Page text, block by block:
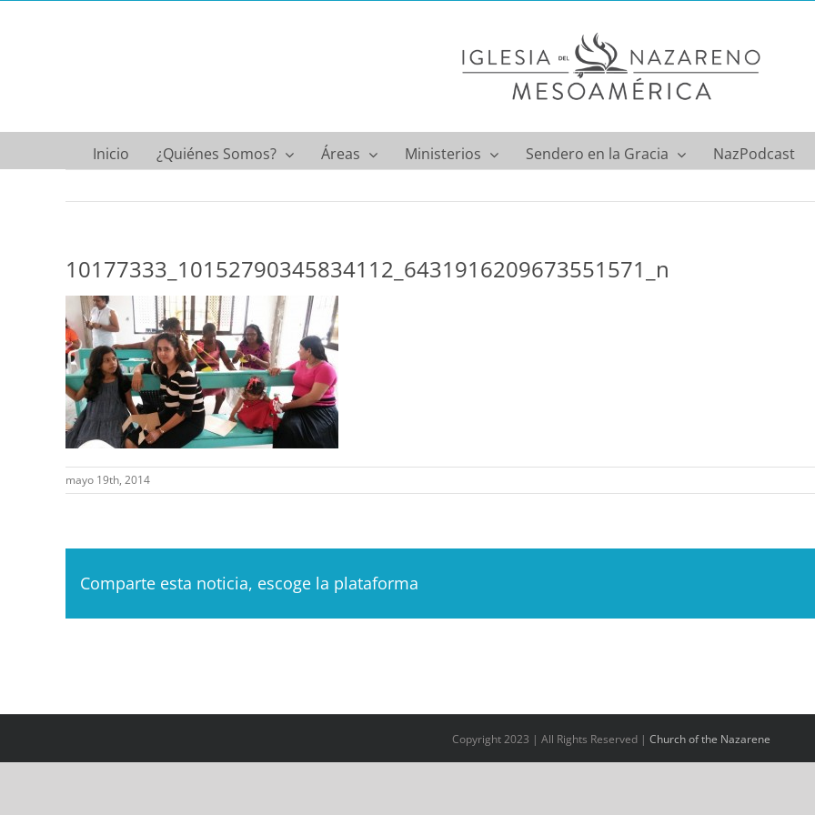
Inicio ¿Quiénes Somos? Áreas Ministerios Sendero en la Gracia NazPodcast
10177333_10152790345834112_6431916209673551571_n
mayo 19th, 2014
Comparte esta noticia, escoge la plataforma
Copyright 2023 | All Rights Reserved | Church of the Nazarene